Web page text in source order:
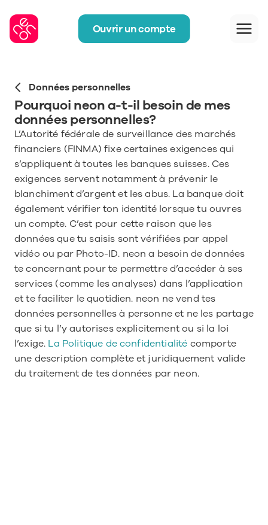
Données personnelles
Pourquoi neon a-t-il besoin de mes
données personnelles?
L’Autorité fédérale de surveillance des marchés
financiers (FINMA) fixe certaines exigences qui
s’appliquent à toutes les banques suisses. Ces
exigences servent notamment à prévenir le
blanchiment d’argent et les abus. La banque doit
également vérifier ton identité lorsque tu ouvres
un compte. C’est pour cette raison que les
données que tu saisis sont vérifiées par appel
vidéo ou par Photo-ID. neon a besoin de données
te concernant pour te permettre d’accéder à ses
services (comme les analyses) dans l’application
et te faciliter le quotidien. neon ne vend tes
données personnelles à personne et ne les partage
que si tu l’y autorises explicitement ou si la loi
l’exige. La Politique de confidentialité comporte
une description complète et juridiquement valide
du traitement de tes données par neon.
Ouvrir un compte